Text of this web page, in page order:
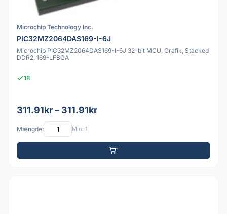
Microchip Technology Inc.
PIC32MZ2064DAS169-I-6J
Microchip PIC32MZ2064DAS169-I-6J 32-bit MCU, Grafik, Stacked
DDR2, 169-LFBGA
18
311.91kr – 311.91kr
Mængde: Min: 1